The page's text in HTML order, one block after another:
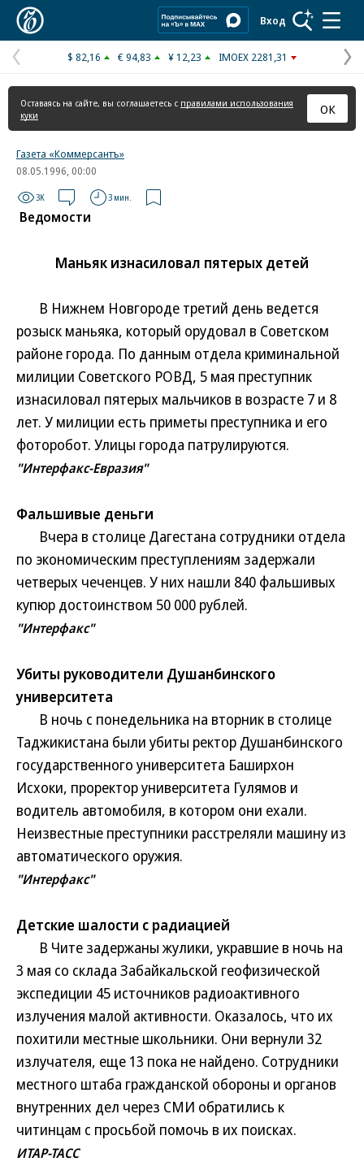
Вход
Предыдущая
страница
$ 82,16 € 94,83 ¥ 12,23 IMOEX 2281,31
Оставаясь на сайте, вы соглашаетесь с правилами использования
куки
ОК
Газета «Коммерсантъ»
08.05.1996, 00:00
3K 3 мин.
Ведомости
Маньяк изнасиловал пятерых детей
В Нижнем Новгороде третий день ведется
розыск маньяка, который орудовал в Советском
районе города. По данным отдела криминальной
милиции Советского РОВД, 5 мая преступник
изнасиловал пятерых мальчиков в возрасте 7 и 8
лет. У милиции есть приметы преступника и его
фоторобот. Улицы города патрулируются.
"Интерфакс-Евразия"
Фальшивые деньги
Вчера в столице Дагестана сотрудники отдела
по экономическим преступлениям задержали
четверых чеченцев. У них нашли 840 фальшивых
купюр достоинством 50 000 рублей.
"Интерфакс"
Убиты руководители Душанбинского
университета
В ночь с понедельника на вторник в столице
Таджикистана были убиты ректор Душанбинского
государственного университета Баширхон
Исхоки, проректор университета Гулямов и
водитель автомобиля, в котором они ехали.
Неизвестные преступники расстреляли машину из
автоматического оружия.
"Интерфакс"
Детские шалости с радиацией
В Чите задержаны жулики, укравшие в ночь на
3 мая со склада Забайкальской геофизической
экспедиции 45 источников радиоактивного
излучения малой активности. Оказалось, что их
похитили местные школьники. Они вернули 32
излучателя, еще 13 пока не найдено. Сотрудники
местного штаба гражданской обороны и органов
внутренних дел через СМИ обратились к
читинцам с просьбой помочь в их поисках.
ИТАР-ТАСС